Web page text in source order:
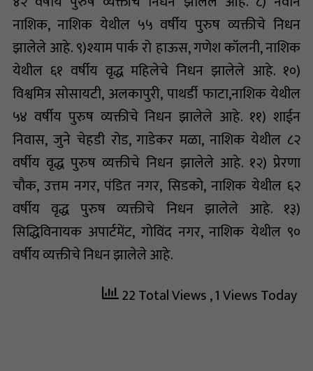
नाशिक, नाशिक येथील ५५ वर्षीय पुरुष व्यक्तीचे निधन
झालेले आहे. ९)श्याम पार्क रो हाऊस, गणेश कॉलनी, नाशिक
येथील ६१ वर्षीय वृद्ध महिलेचे निधन झालेले आहे. १०)
विश्वमित्र सोसायटी, अलकापुरी, पाथर्डी फाटा,नाशिक येथील
५४ वर्षीय पुरुष व्यक्तीचे निधन झालेले आहे. ११) शाईन
निवास, जुने चेहडी रोड, गाडेकर मळा, नाशिक येथील ८२
वर्षीय वृद्ध पुरुष व्यक्तीचे निधन झालेले आहे. १२) प्रेरणा
चौक, उत्तम नगर, पंडित नगर, सिडको, नाशिक येथील ६२
वर्षीय वृद्ध पुरुष व्यक्तीचे निधन झालेले आहे. १३)
सिद्धिविनायक अपार्टमेंट, गोविंद नगर, नाशिक येथील ९०
वर्षीय व्यक्तीचे निधन झालेले आहे.
22 Total Views, 1 Views Today